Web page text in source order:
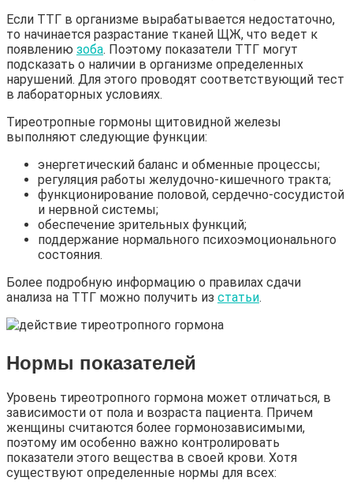
Если ТТГ в организме вырабатывается недостаточно,
то начинается разрастание тканей ЩЖ, что ведет к
появлению зоба. Поэтому показатели ТТГ могут
подсказать о наличии в организме определенных
нарушений. Для этого проводят соответствующий тест
в лабораторных условиях.
Тиреотропные гормоны щитовидной железы
выполняют следующие функции:
энергетический баланс и обменные процессы;
регуляция работы желудочно-кишечного тракта;
функционирование половой, сердечно-сосудистой
и нервной системы;
обеспечение зрительных функций;
поддержание нормального психоэмоционального
состояния.
Более подробную информацию о правилах сдачи
анализа на ТТГ можно получить из статьи.
Нормы показателей
Уровень тиреотропного гормона может отличаться, в
зависимости от пола и возраста пациента. Причем
женщины считаются более гормонозависимыми,
поэтому им особенно важно контролировать
показатели этого вещества в своей крови. Хотя
существуют определенные нормы для всех: